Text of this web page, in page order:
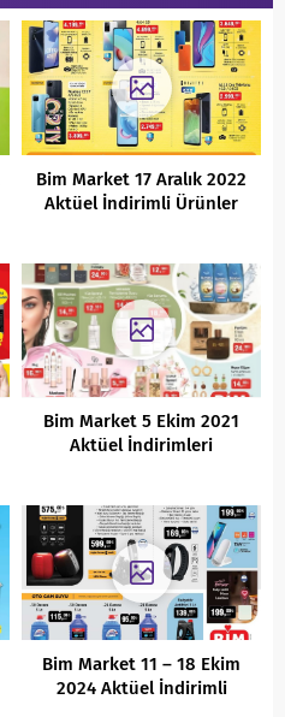
Bim Market 17 Aralık 2022
Aktüel İndirimli Ürünler
Bim Market 5 Ekim 2021
Aktüel İndirimleri
Bim Market 11 – 18 Ekim
2024 Aktüel İndirimli